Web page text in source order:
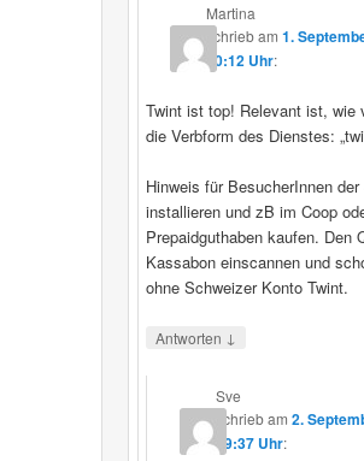
Martina
schriebam1.
20:12 Uhr:
Twint ist top! Relevant ist, wie
die Verbform des Dienstes:
Hinweis für BesucherInnen
installieren und zB im Coop
Prepaidguthaben kaufen. Den
Kassabon einscannen und
ohne Schweizer Konto Twint.
Antworten ↓
Sve
schriebam 2.
19:37 Uhr: